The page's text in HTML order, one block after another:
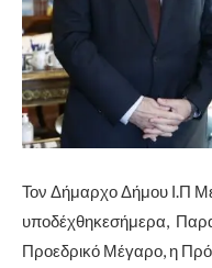
Τον Δήμαρχο Δήμου Ι.Π
υποδέχθηκεσήμερα,
Προεδρικό Μέγαρο, η